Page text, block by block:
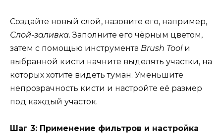
Создайте новый слой, назовите его, например,
Слой-заливка. Заполните его чёрным цветом,
затем с помощью инструмента Brush Toolи
выбранной кисти начните выделять участки, на
которых хотите видеть туман. Уменьшите
непрозрачность кисти и настройте её размер
под каждый участок.
Шаг 3: Применение фильтров и настройка